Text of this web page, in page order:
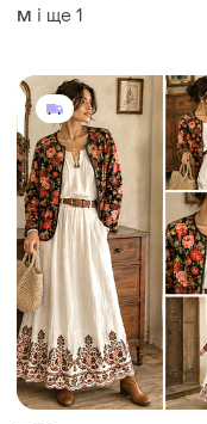
350 грн
399 грн
315 грн з 11 серп
Atmosphere